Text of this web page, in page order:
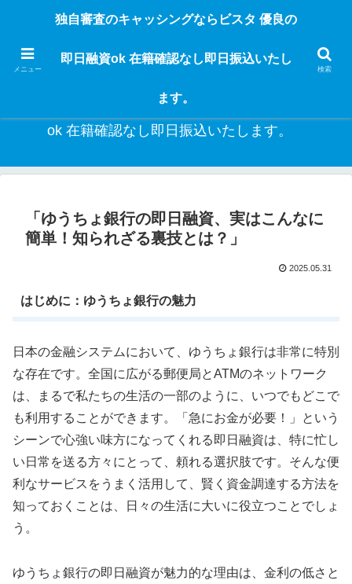
独自審査のフリーローンならビスタなら24時間365日 在籍確認なしで借りれる
な入用があっても安心！融資率97％！仕事をしている人ならブラックでも給料
日返済の１ヶ月融資で借りられるから安心！
独自審査のキャッシングならビスタ 優良の即日融資
ok 在籍確認なし即日振込いたします。
「ゆうちょ銀行の即日融資、実はこんなに
簡単！知られざる裏技とは？」
2025.05.31
はじめに：ゆうちょ銀行の魅力
日本の金融システムにおいて、ゆうちょ銀行は非常に特別
な存在です。全国に広がる郵便局とATMのネットワーク
は、まるで私たちの生活の一部のように、いつでもどこで
も利用することができます。「急にお金が必要！」という
シーンで心強い味方になってくれる即日融資は、特に忙し
い日常を送る方々にとって、頼れる選択肢です。そんな便
利なサービスをうまく活用して、賢く資金調達する方法を
知っておくことは、日々の生活に大いに役立つことでしょ
う。
ゆうちょ銀行の即日融資が魅力的な理由は、金利の低さと
メニュー
独自審査のキャッシングならビスタ 優良の
即日融資ok 在籍確認なし即日振込いたし
ます。
検索